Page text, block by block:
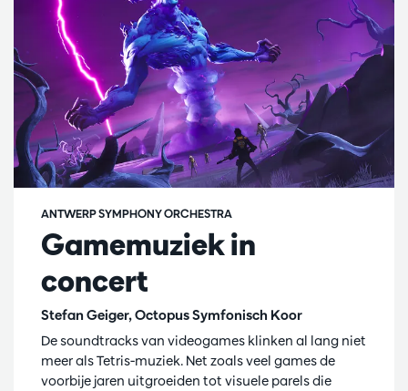
Gamemuziek in
concert
Stefan Geiger, Octopus Symfonisch Koor
ANTWERP SYMPHONY ORCHESTRA
De soundtracks van videogames klinken al lang niet
meer als Tetris-muziek. Net zoals veel games de
voorbije jaren uitgroeiden tot visuele parels die